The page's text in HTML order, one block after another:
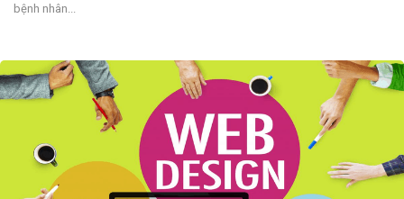
bệnh nhân...